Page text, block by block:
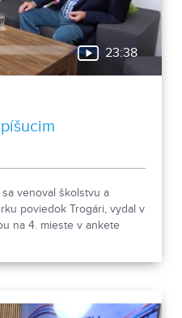
23:38
venoval školstvu a
poviedok Trogári, vydal v
na 4. mieste v ankete